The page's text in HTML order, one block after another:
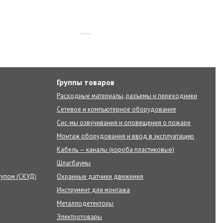
(СКУД)
Группы товаров
Расходные материалы, разъемы и переходники
Сетевое и компьютерное оборудование
Сис-мы озвучивания и оповещения о пожаре
Монтаж оборудования и ввод в эксплуатацию
Кабель — каналы (короба пластиковые)
Шлагбаумы
Охранные датчики движения
Инструмент для монтажа
Металлодетекторы
Электротовары